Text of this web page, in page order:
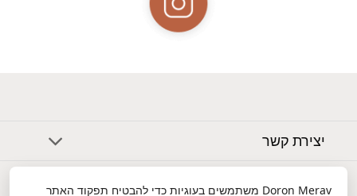
יצירת קשר
Doron Merav משתמשים בעוגיות כדי להבטיח תפקוד האתר